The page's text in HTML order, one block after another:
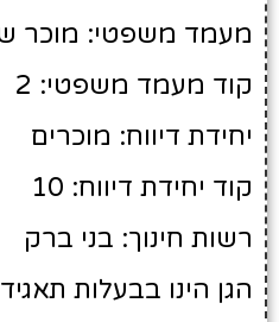
מעמד משפטי: מוכר
קוד מעמד משפטי: 2
יחידת דיווח: מוכרים
קוד יחידת דיווח: 10
רשות חינוך: בני ברק
הגן הינו בבעלות תאגיד